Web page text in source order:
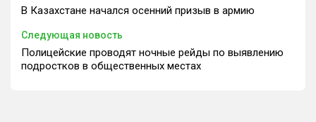
В Казахстане начался осенний призыв в армию
Следующая новость
Полицейские проводят ночные рейды по выявлению
подростков в общественных местах